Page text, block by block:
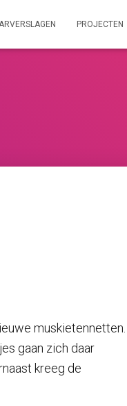
PROJECTEN
muskietennetten.
gaan zich daar
kreeg de